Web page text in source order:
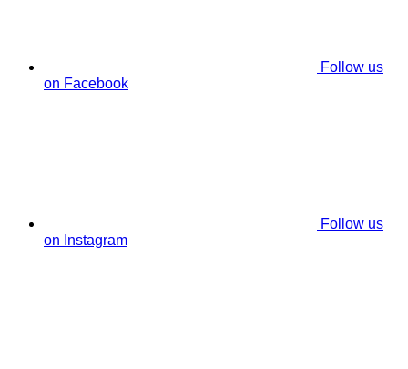
Follow us
on Facebook
Follow us
on Instagram